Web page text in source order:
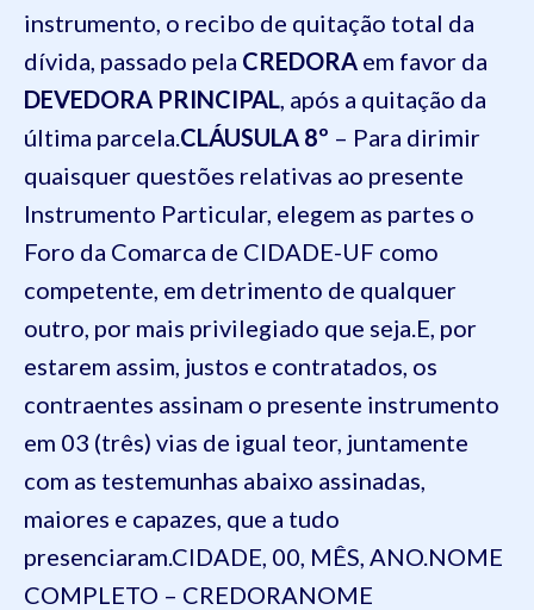
instrumento, o recibo de quitação total da
dívida, passado pela CREDORA em favor da
DEVEDORA PRINCIPAL, após a quitação da
última parcela.CLÁUSULA 8º – Para dirimir
quaisquer questões relativas ao presente
Instrumento Particular, elegem as partes o
Foro da Comarca de CIDADE-UF como
competente, em detrimento de qualquer
outro, por mais privilegiado que seja.E, por
estarem assim, justos e contratados, os
contraentes assinam o presente instrumento
em 03 (três) vias de igual teor, juntamente
com as testemunhas abaixo assinadas,
maiores e capazes, que a tudo
presenciaram.CIDADE, 00, MÊS, ANO.NOME
COMPLETO – CREDORANOME